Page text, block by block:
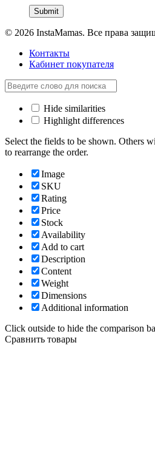
© 2026 InstaMamas. Все права
Контакты
Кабинет покупателя
Hide similarities
Highlight differences
Select the fields to be shown. Others
to rearrange the order.
Image
SKU
Rating
Price
Stock
Availability
Add to cart
Description
Content
Weight
Dimensions
Additional information
Click outside to hide the comparison
Сравнить товары